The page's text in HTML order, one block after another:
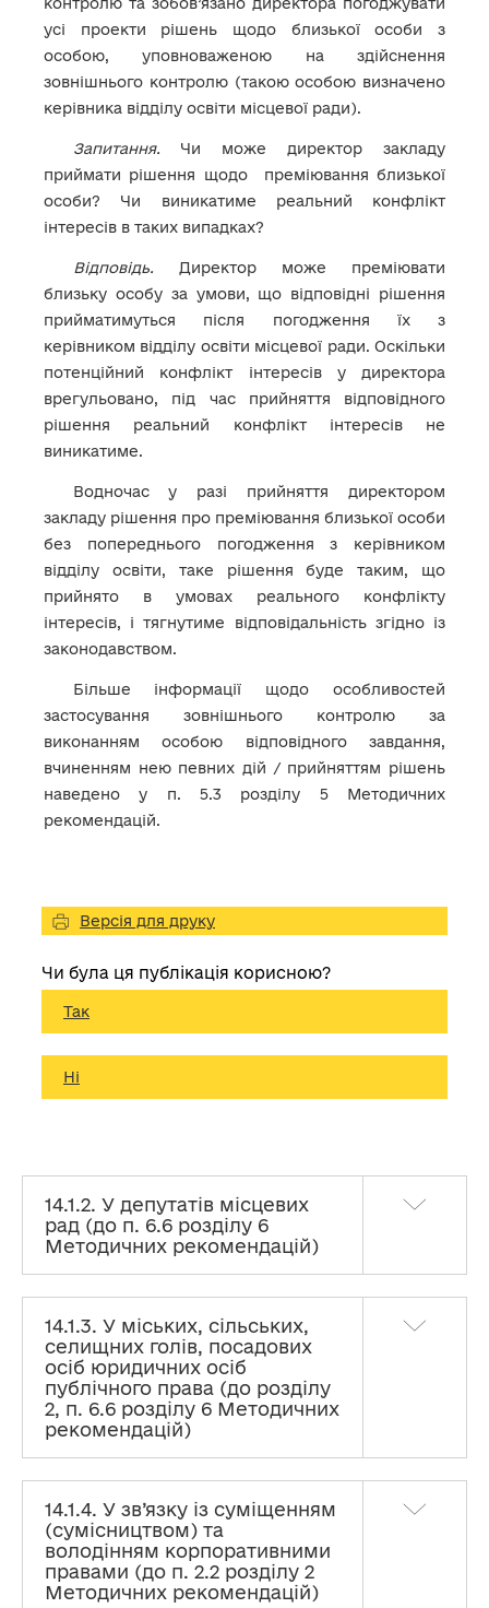
усі проекти рішень щодо близької особи з
особою, уповноваженою на здійснення
зовнішнього контролю (такою особою визначено
керівника відділу освіти місцевої ради).
Запитання.Чи може директор закладу
приймати рішення щодо преміювання близької
особи? Чи виникатиме реальний конфлікт
інтересів в таких випадках?
Відповідь.Директор може преміювати
близьку особу за умови, що відповідні рішення
прийматимуться після погодження їх з
керівником відділу освіти місцевої ради. Оскільки
потенційний конфлікт інтересів у директора
врегульовано, під час прийняття відповідного
рішення реальний конфлікт інтересів не
виникатиме.
Водночас у разі прийняття директором
закладу рішення про преміювання близької особи
без попереднього погодження з керівником
відділу освіти, таке рішення буде таким, що
прийнято в умовах реального конфлікту
інтересів, і тягнутиме відповідальність згідно із
законодавством.
Більше інформації щодо особливостей
застосування зовнішнього контролю за
виконанням особою відповідного завдання,
вчиненням нею певних дій / прийняттям рішень
наведено у п. 5.3 розділу 5 Методичних
рекомендацій.
Версія для друку
Чи була ця публікація корисною?
Так
Ні
14.1.2. У депутатів місцевих
рад (до п. 6.6 розділу 6
Методичних рекомендацій)
14.1.3. У міських, сільських,
селищних голів, посадових
осіб юридичних осіб
публічного права (до розділу
2, п. 6.6 розділу 6 Методичних
рекомендацій)
14.1.4. У зв’язку із суміщенням
(сумісництвом) та
володінням корпоративними
правами (до п. 2.2 розділу 2
Методичних рекомендацій)